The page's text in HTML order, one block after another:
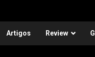
Artigos Review